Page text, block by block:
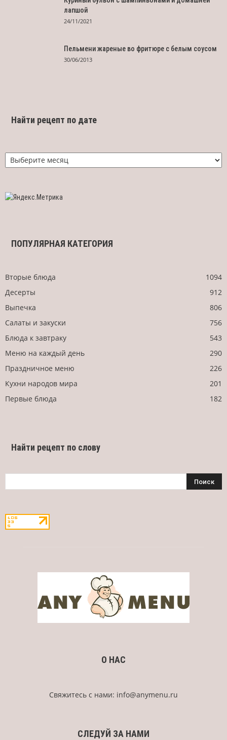
лапшой
24/11/2021
Пельмени жареные во фритюре с белым соусом
30/06/2013
Найти рецепт по дате
Найти
рецепт
ПОПУЛЯРНАЯ КАТЕГОРИЯ
Вторые блюда
1094
Десерты
912
Выпечка
806
Салаты и закуски
756
Блюда к завтраку
543
Меню на каждый день
290
Праздничное меню
226
Кухни народов мира
201
Первые блюда
182
Найти рецепт по слову
О НАС
Свяжитесь с нами: info@anymenu.ru
СЛЕДУЙ ЗА НАМИ